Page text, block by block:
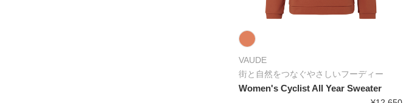
VAUDE
街と自然をつなぐやさしいフーディー
Women's Cyclist All Year Sweater